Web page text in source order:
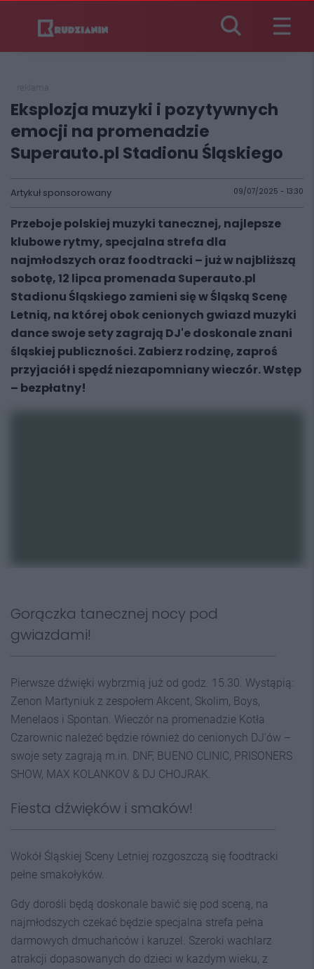
Eksplozja muzyki i pozytywnych
emocji na promenadzie
Superauto.pl Stadionu Śląskiego
Artykuł sponsorowany 09/07/2025 - 13:30
Przeboje polskiej muzyki tanecznej, najlepsze
klubowe rytmy, specjalna strefa dla
najmłodszych oraz foodtracki – już w najbliższą
sobotę, 12 lipca promenada Superauto.pl
Stadionu Śląskiego zamieni się w Śląską Scenę
Letnią, na której obok cenionych gwiazd muzyki
dance swoje sety zagrają DJ'e doskonale znani
śląskiej publiczności. Zabierz rodzinę, zaproś
przyjaciół i spędź niezapomniany wieczór. Wstęp
– bezpłatny!
Gorączka tanecznej nocy pod
gwiazdami!
Pierwsze dźwięki wybrzmią już od godz. 15.30. Wystąpią:
Zenon Martyniuk z zespołem Akcent, Skolim, Boys,
Menelaos i Spontan. Wieczór na promenadzie Kotła
Czarownic należeć będzie również do cenionych DJ'ów –
swoje sety zagrają m.in. DNF, BUENO CLINIC, PRISONERS
SHOW, MAX KOLANKOV & DJ CHOJRAK.
Fiesta dźwięków i smaków!
Wokół Śląskiej Sceny Letniej rozgoszczą się foodtracki
pełne smakołyków.
Gdy dorośli będą doskonale bawić się pod sceną, na
najmłodszych czekać będzie specjalna strefa pełna
darmowych dmuchańców i karuzel. Szeroki wachlarz
atrakcji dopasowanych do dzieci w każdym wieku, z